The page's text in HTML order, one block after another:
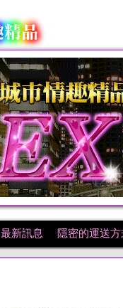
最新訊息 隱密的運送